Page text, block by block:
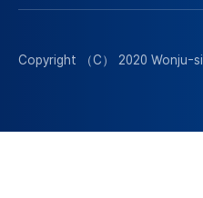
Copyright （C） 2020 Wonju-si